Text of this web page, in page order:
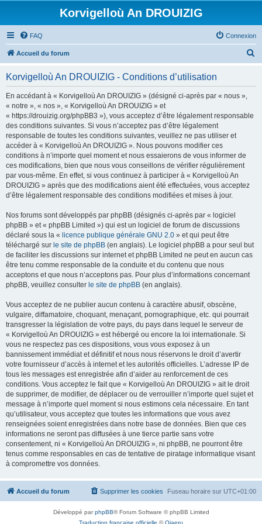
Korvigelloù An DROUIZIG
FAQ Connexion
Accueil du forum
Korvigelloù An DROUIZIG - Conditions d’utilisation
En accédant à « Korvigelloù An DROUIZIG » (désigné ci-après par « nous »,
« notre », « nos », « Korvigelloù An DROUIZIG » et
« https://drouizig.org/phpBB3 »), vous acceptez d’être légalement responsable
des conditions suivantes. Si vous n’acceptez pas d’être légalement
responsable de toutes les conditions suivantes, veuillez ne pas utiliser et
accéder à « Korvigelloù An DROUIZIG ». Nous pouvons modifier ces
conditions à n’importe quel moment et nous essaierons de vous informer de
ces modifications, bien que nous vous conseillons de vérifier régulièrement
par vous-même. En effet, si vous continuez à participer à « Korvigelloù An
DROUIZIG » après que des modifications aient été effectuées, vous acceptez
d’être légalement responsable des conditions modifiées et mises à jour.
Nos forums sont développés par phpBB (désignés ci-après par « logiciel
phpBB » et « phpBB Limited ») qui est un logiciel de forum de discussions
déclaré sous la « licence publique générale GNU 2.0 » et qui peut être
téléchargé sur le site de phpBB (en anglais). Le logiciel phpBB a pour seul but
de faciliter les discussions sur internet et phpBB Limited ne peut en aucun cas
être tenu comme responsable de la conduite et du contenu que nous
acceptons et que nous n’acceptons pas. Pour plus d’informations concernant
phpBB, veuillez consulter le site de phpBB (en anglais).
Vous acceptez de ne publier aucun contenu à caractère abusif, obscène,
vulgaire, diffamatoire, choquant, menaçant, pornographique, etc. qui pourrait
transgresser la législation de votre pays, du pays dans lequel le serveur de
« Korvigelloù An DROUIZIG » est hébergé ou encore la loi internationale. Si
vous ne respectez pas ces dispositions, vous vous exposez à un
bannissement immédiat et définitif et nous nous réservons le droit d’avertir
votre fournisseur d’accès à internet et les autorités officielles. L’adresse IP de
tous les messages est enregistrée afin d’aider au renforcement de ces
conditions. Vous acceptez le fait que « Korvigelloù An DROUIZIG » ait le droit
de supprimer, de modifier, de déplacer ou de verrouiller n’importe quel sujet et
message à n’importe quel moment si nous estimons cela nécessaire. En tant
qu’utilisateur, vous acceptez que toutes les informations que vous avez
renseignées soient enregistrées dans notre base de données. Bien que ces
informations ne seront pas diffusées à une tierce partie sans votre
consentement, ni « Korvigelloù An DROUIZIG », ni phpBB, ne pourront être
tenus comme responsables en cas de tentative de piratage informatique visant
à compromettre vos données.
Accueil du forum Fuseau horaire sur UTC+01:00
Supprimer les cookies
Développé parphpBB® Forum Software © phpBB Limited
Traduction française officielle ©Qiaeru